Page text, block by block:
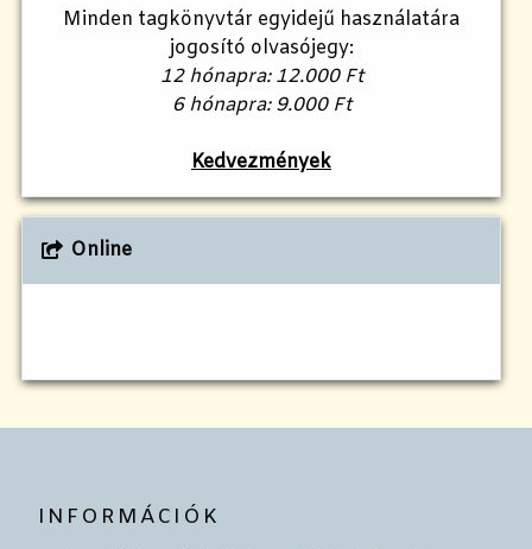
Minden tagkönyvtár egyidejű használatára
jogosító olvasójegy:
12 hónapra: 12.000 Ft
6 hónapra: 9.000 Ft
Kedvezmények
Online
INFORMÁCIÓK